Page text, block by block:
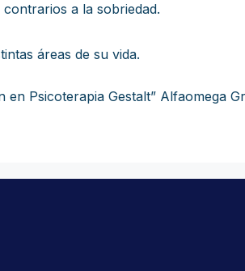
a la sobriedad.
áreas de su vida.
Psicoterapia Gestalt” Alfaomega